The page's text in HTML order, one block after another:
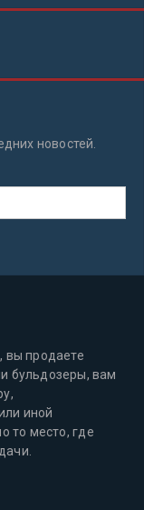
новостей.
вы продаете
бульдозеры, вам
иной
то место, где